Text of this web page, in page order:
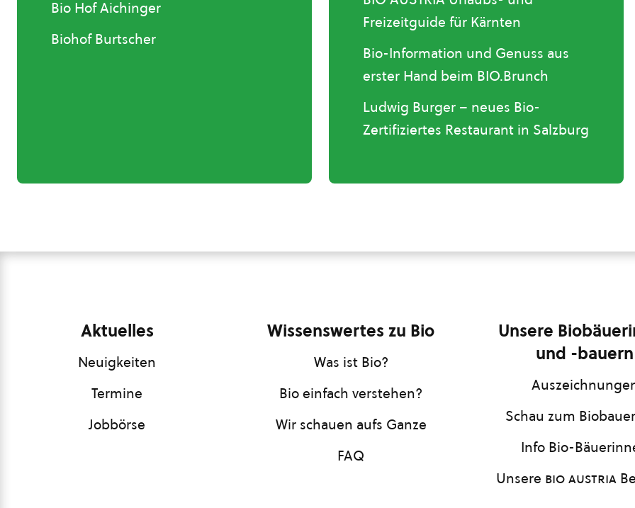
Bio Hof Aichinger
Biohof Burtscher
Freizeitguide für Kärnten
Bio-Information und Genuss aus
erster Hand beim BIO.Brunch
Ludwig Burger – neues Bio-
Zertifiziertes Restaurant in Salzburg
Aktuelles
Neuigkeiten
Termine
Jobbörse
Wissenswertes zu Bio
Was ist Bio?
Bio einfach verstehen?
Wir schauen aufs Ganze
FAQ
Unsere
und -bauern
Schau zum
Info Bio-
Unsere bio austria